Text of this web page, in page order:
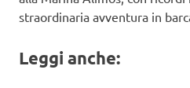
straordinaria avventura in
Leggi anche: